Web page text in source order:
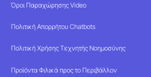
Όροι Παραχώρησης Video
Πολιτική Απορρήτου Chatbots
Πολιτική Χρήσης Τεχνητής Νοημοσύνης
Προϊόντα Φιλικά προς το Περιβάλλον